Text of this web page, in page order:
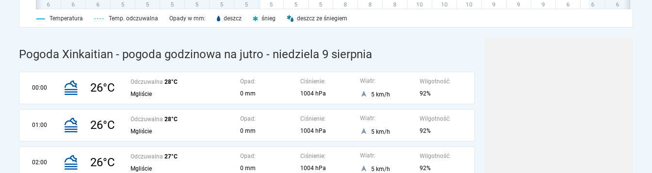
Temperatura Temp. odczuwalna Opady w mm: deszcz śnieg deszcz ze śniegiem
Pogoda Xinkaitian - pogoda godzinowa na jutro - niedziela 9 sierpnia
00:00 26°C Odczuwalna 28°C
Mgliście
Opad:
0 mm
Ciśnienie:
1004 hPa
Wiatr:
5 km/h
Wilgotność:
92%
01:00 26°C Odczuwalna 28°C
Mgliście
Opad:
0 mm
Ciśnienie:
1004 hPa
Wiatr:
5 km/h
Wilgotność:
92%
02:00 26°C Odczuwalna 27°C
Mgliście
Opad:
0 mm
Ciśnienie:
1004 hPa
Wiatr:
5 km/h
Wilgotność:
92%